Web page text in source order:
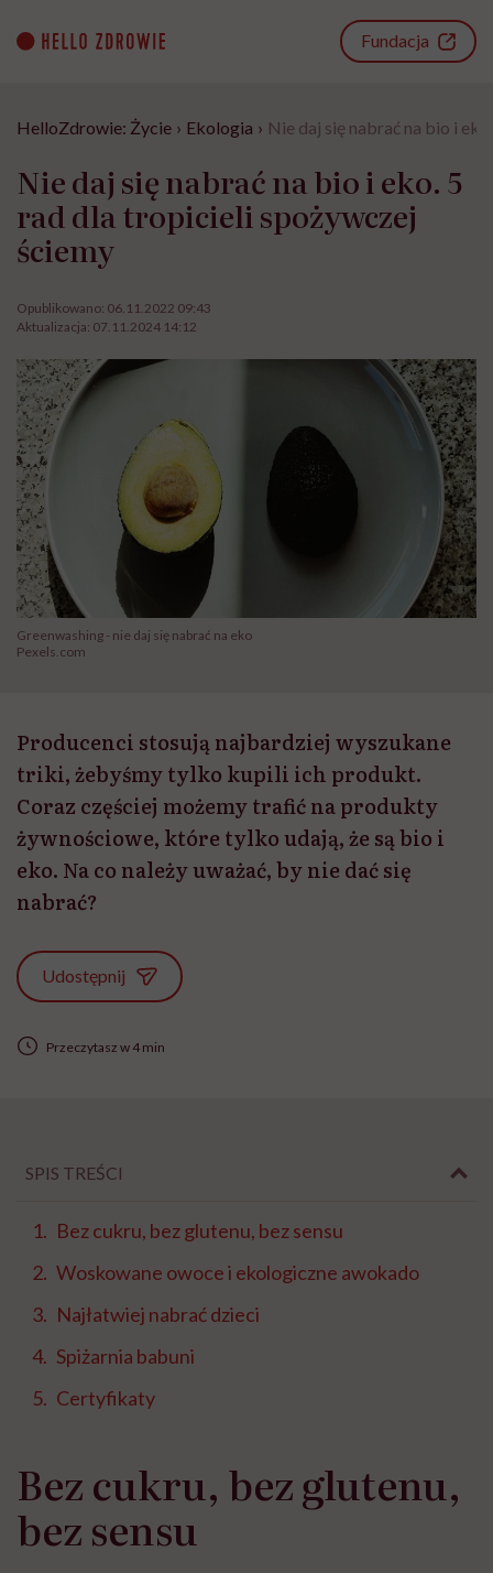
content
Fundacja
HelloZdrowie: Życie › Ekologia › Nie daj się nabrać na bio i
Nie daj się nabrać na bio i eko. 5
rad dla tropicieli spożywczej
ściemy
Opublikowano: 06.11.2022 09:43
Aktualizacja: 07.11.2024 14:12
Greenwashing - nie daj się nabrać na eko
Pexels.com
Producenci stosują najbardziej wyszukane
triki, żebyśmy tylko kupili ich produkt.
Coraz częściej możemy trafić na produkty
żywnościowe, które tylko udają, że są bio i
eko. Na co należy uważać, by nie dać się
nabrać?
Udostępnij
Przeczytasz w 4 min
SPIS TREŚCI
Bez cukru, bez glutenu, bez sensu
Woskowane owoce i ekologiczne awokado
Najłatwiej nabrać dzieci
Spiżarnia babuni
Certyfikaty
Bez cukru, bez glutenu,
bez sensu